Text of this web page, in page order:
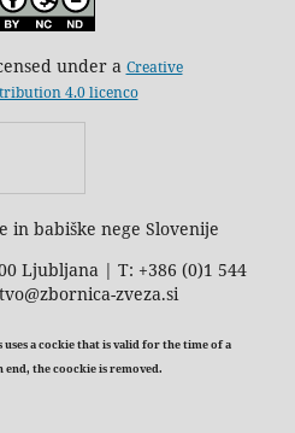
under a Creative
4.0 licenco
in babiške nege Slovenije
Ljubljana | T: +386 (0)1 544
zveza.si
a cockie that is valid for the time of a
end, the coockie is removed.